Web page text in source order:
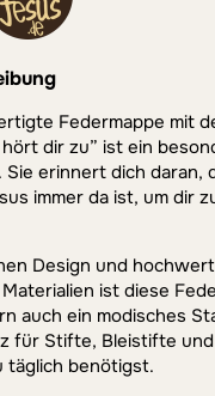
Federmappe mit
dir zu” ist ein
erinnert dich daran,
immer da ist, um dir
Design und
ist diese
auch ein modisches
für Stifte, Bleistifte
täglich benötigst.